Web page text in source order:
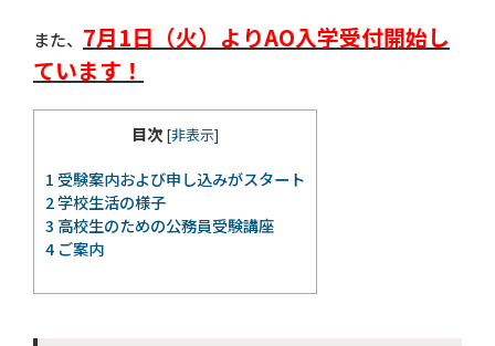
また、 7月1日（火）よりAO入学受付開始し
ています！
目次 [非表示]
1 受験案内および申し込みがスタート
2学校生活の様子
3 高校生のための公務員受験講座
4 ご案内